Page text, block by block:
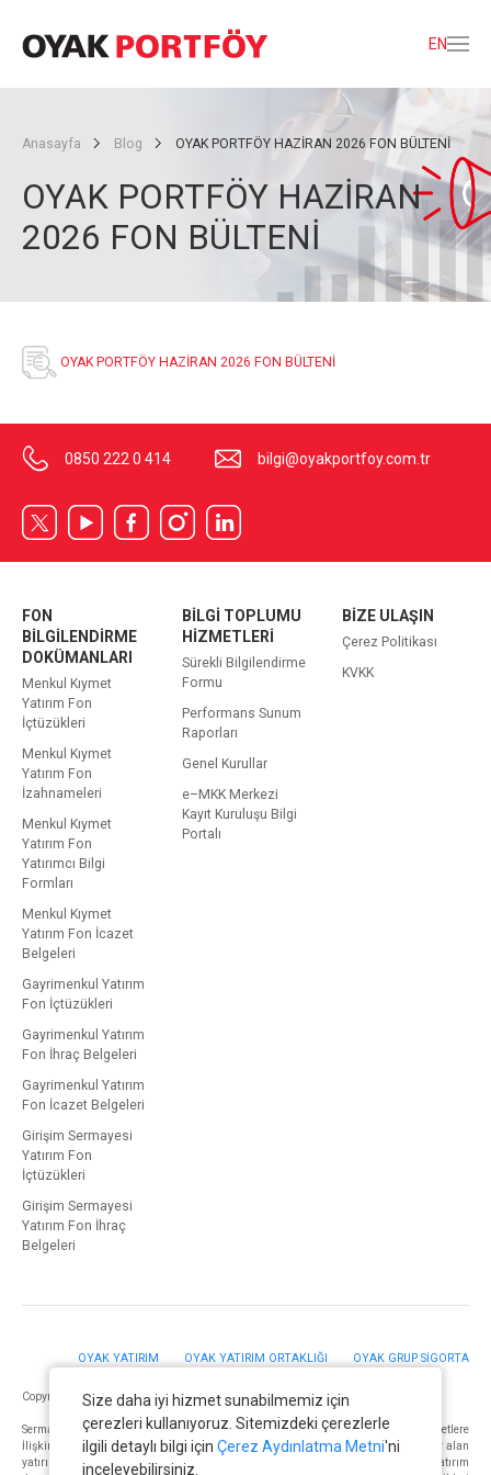
EN
Anasayfa Blog OYAK PORTFÖY HAZİRAN 2026 FON BÜLTENİ
OYAK PORTFÖY HAZİRAN
2026 FON BÜLTENİ
OYAK PORTFÖY HAZİRAN 2026 FON BÜLTENİ
0850 222 0 414 bilgi@oyakportfoy.com.tr
FON
BİLGİLENDİRME
DOKÜMANLARI
Menkul Kıymet
Yatırım Fon
İçtüzükleri
Menkul Kıymet
Yatırım Fon
İzahnameleri
Menkul Kıymet
Yatırım Fon
Yatırımcı Bilgi
Formları
Menkul Kıymet
Yatırım Fon İcazet
Belgeleri
Gayrimenkul Yatırım
Fon İçtüzükleri
Gayrimenkul Yatırım
Fon İhraç Belgeleri
Gayrimenkul Yatırım
Fon İcazet Belgeleri
Girişim Sermayesi
Yatırım Fon
İçtüzükleri
Girişim Sermayesi
Yatırım Fon İhraç
Belgeleri
BİLGİ TOPLUMU
HİZMETLERİ
Sürekli Bilgilendirme
Formu
Performans Sunum
Raporları
Genel Kurullar
e–MKK Merkezi
Kayıt Kuruluşu Bilgi
Portalı
BİZE ULAŞIN
Çerez Politikası
KVKK
OYAK YATIRIM OYAK YATIRIM ORTAKLIĞI OYAK GRUP SİGORTA
Copyright © OYAK PORTFÖY YÖNETİMİ A.Ş. 2023. Tüm Hakları Saklıdır.
Sermaye Piyasası Kurulunun “Yatırım Hizmetleri ve Faaliyetleri ile Yan Hizmetlere
İlişkin Esaslar Hakkında Tebliğ”i Uyarınca Yayımlanan Uyarı Notu : “Burada yer alan
yatırım bilgi, yorum ve tavsiyeleri yatırım danışmanlığı kapsamında değildir. Yatırım
Size daha iyi hizmet sunabilmemiz için
çerezleri kullanıyoruz. Sitemizdeki çerezlerle
ilgili detaylı bilgi için Çerez Aydınlatma Metni'ni
inceleyebilirsiniz.